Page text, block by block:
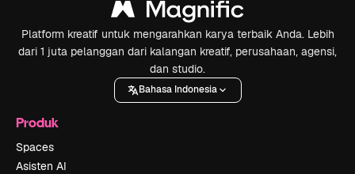
Platform kreatif untuk mengarahkan karya terbaik Anda. Lebih
dari 1 juta pelanggan dari kalangan kreatif, perusahaan, agensi,
dan studio.
Bahasa Indonesia
Produk
Spaces
Asisten AI